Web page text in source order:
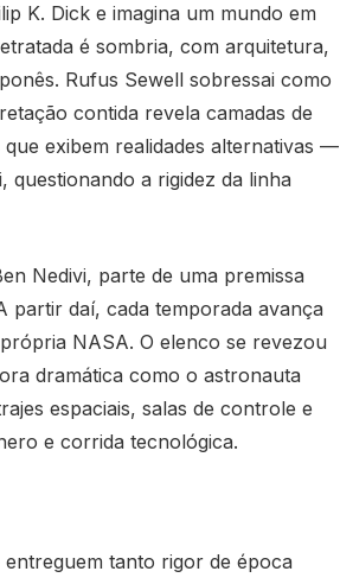
K. Dick e imagina um mundo em
é sombria, com arquitetura,
Rufus Sewell sobressai como
contida revela camadas de
exibem realidades alternativas —
a rigidez da linha
Nedivi, parte de uma premissa
partir daí, cada temporada avança
NASA. O elenco se revezou
dramática como o astronauta
espaciais, salas de controle e
e corrida tecnológica.
tanto rigor de época